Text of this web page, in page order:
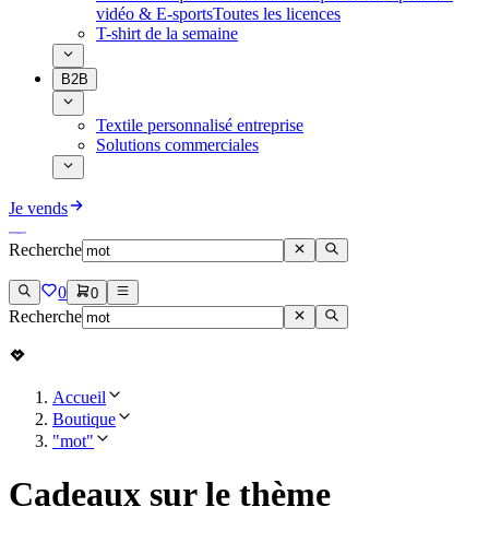
vidéo & E-sportsToutes les licences
T-shirt de la semaine
B2B
Textile personnalisé entreprise
Solutions commerciales
Je vends
Recherche
0 0
Recherche
Accueil
Boutique
"mot"
Cadeaux sur le thème